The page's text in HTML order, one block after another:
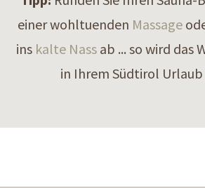
einer wohltuenden Massage
ins kalte Nassab ... so wird das
in Ihrem Südtirol